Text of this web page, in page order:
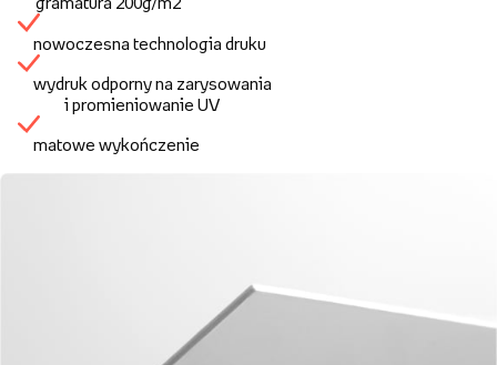
nowoczesna technologia druku
wydruk odporny na zarysowania
i promieniowanie UV
matowe wykończenie